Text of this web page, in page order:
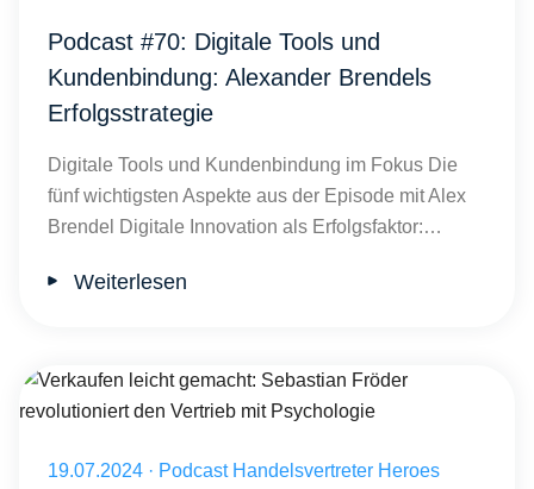
Podcast #70: Digitale Tools und
Kundenbindung: Alexander Brendels
Erfolgsstrategie
Digitale Tools und Kundenbindung im Fokus Die
fünf wichtigsten Aspekte aus der Episode mit Alex
Brendel Digitale Innovation als Erfolgsfaktor:…
Weiterlesen
Veröffentlicht am 19.07.2024
19.07.2024 · Podcast Handelsvertreter Heroes